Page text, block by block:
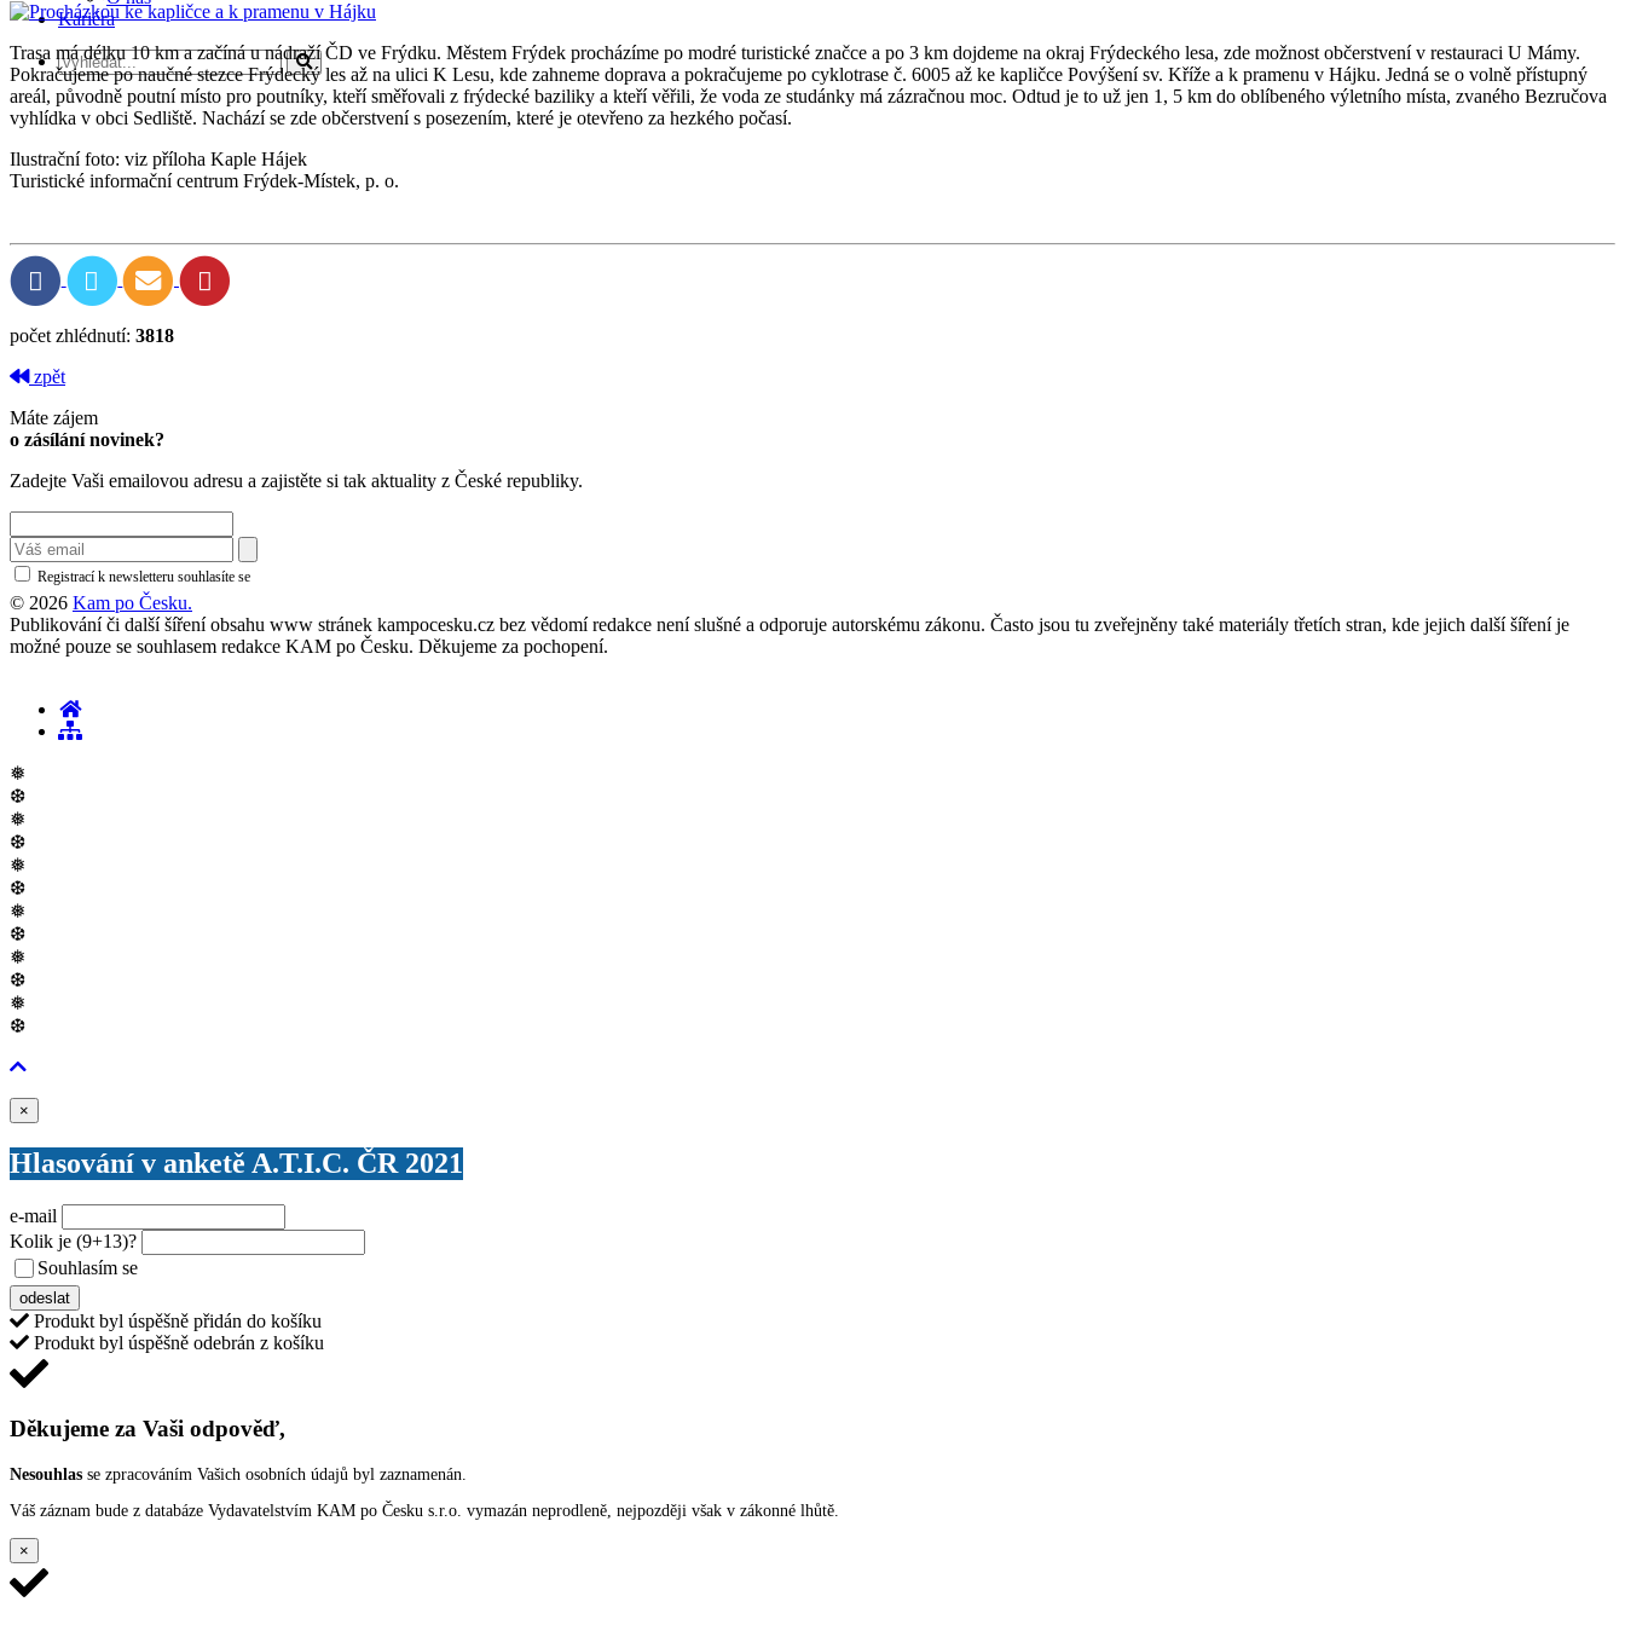
Kariéra
Trasa má délku 10 km a začíná u nádraží ČD ve Frýdku. Městem Frýdek procházíme po modré turistické značce a po 3 km dojdeme na okraj Frýdeckého lesa, zde možnost občerstvení v restauraci U Mámy.
Pokračujeme po naučné stezce Frýdecký les až na ulici K Lesu, kde zahneme doprava a pokračujeme po cyklotrase č. 6005 až ke kapličce Povýšení sv. Kříže a k pramenu v Hájku. Jedná se o volně přístupný
areál, původně poutní místo pro poutníky, kteří směřovali z frýdecké baziliky a kteří věřili, že voda ze studánky má zázračnou moc. Odtud je to už jen 1, 5 km do oblíbeného výletního místa, zvaného Bezručova
vyhlídka v obci Sedliště. Nachází se zde občerstvení s posezením, které je otevřeno za hezkého počasí.
Ilustrační foto: viz příloha Kaple Hájek
Turistické informační centrum Frýdek-Místek, p. o.
počet zhlédnutí: 3818
zpět
Máte zájem
o zásílání novinek?
Zadejte Vaši emailovou adresu a zajistěte si tak aktuality z České republiky.
Registrací k newsletteru souhlasíte se
© 2026 Kam po Česku.
Publikování či další šíření obsahu www stránek kampocesku.cz bez vědomí redakce není slušné a odporuje autorskému zákonu. Často jsou tu zveřejněny také materiály třetích stran, kde jejich další šíření je
možné pouze se souhlasem redakce KAM po Česku. Děkujeme za pochopení.
❅
❆
❅
❆
❅
❆
❅
❆
❅
❆
❅
❆
×
Hlasování v anketě A.T.I.C. ČR 2021
e-mail
Kolik je (9+13)?
Souhlasím se
odeslat
Produkt byl úspěšně přidán do košíku
Produkt byl úspěšně odebrán z košíku
Děkujeme za Vaši odpověď,
Nesouhlas se zpracováním Vašich osobních údajů byl zaznamenán.
Váš záznam bude z databáze Vydavatelstvím KAM po Česku s.r.o. vymazán neprodleně, nejpozději však v zákonné lhůtě.
×